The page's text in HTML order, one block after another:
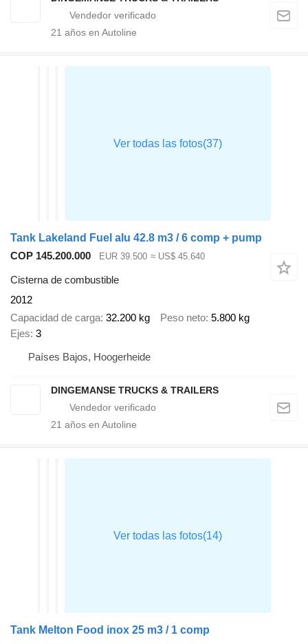
21 años en Autoline
Tank Lakeland Fuel alu 42.8 m3 / 6 comp + pump
COP 145.200.000
EUR 39.500 ≈ US$ 45.640
Cisterna de combustible
2012
Capacidad de carga 32.200 kg Peso neto 5.800 kg
Ejes 3
Países Bajos, Hoogerheide
DINGEMANSE TRUCKS & TRAILERS
21 años en Autoline
Tank Melton Food inox 25 m3 / 1 comp